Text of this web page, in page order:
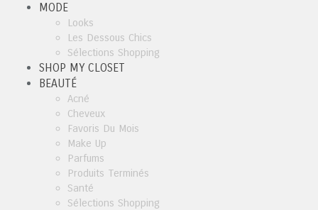
MODE
Looks
Les Dessous Chics
Sélections Shopping
SHOP MY CLOSET
BEAUTÉ
Acné
Cheveux
Favoris Du Mois
Make Up
Parfums
Produits Terminés
Santé
Sélections Shopping